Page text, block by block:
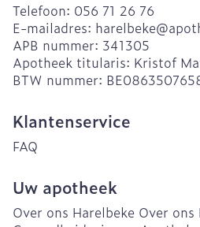
Telefoon: 056 71 26 76
E-mailadres: harelbeke@
APB nummer: 341305
Apotheek titularis: Kristof
BTW nummer:
Klantenservice
FAQ
Uw apotheek
Over ons Harelbeke Over ons